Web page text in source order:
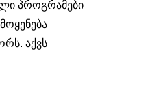
პროგრამები
აქვს